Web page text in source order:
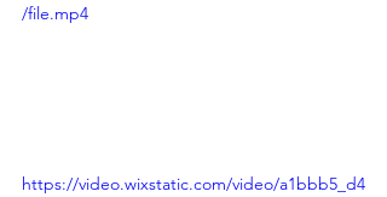
/file.mp4
https://video.wixstatic.com/video/a1bbb5_d4